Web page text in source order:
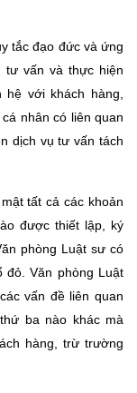
tắc đạo đức và ứng
tư vấn và thực hiện
với khách hàng,
nhân có liên quan
dịch vụ tư vấn tách
tất cả các khoản
được thiết lập, ký
phòng Luật sư có
Văn phòng Luật
vấn đề liên quan
ba nào khác mà
hàng, trừ trường